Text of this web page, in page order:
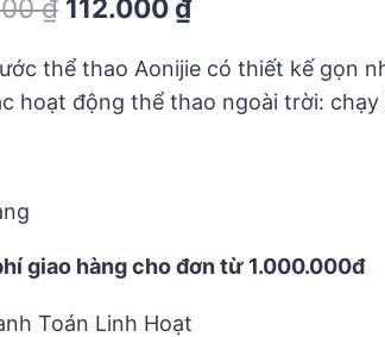
₫ Original
was:
160.000 ₫.
112.000 ₫Current
is:
112.000 ₫.
thể thao Aonijie có thiết kế gọn
hoạt động thể thao ngoài trời: chạy
giao hàng cho đơn từ 1.000.000đ
Toán Linh Hoạt